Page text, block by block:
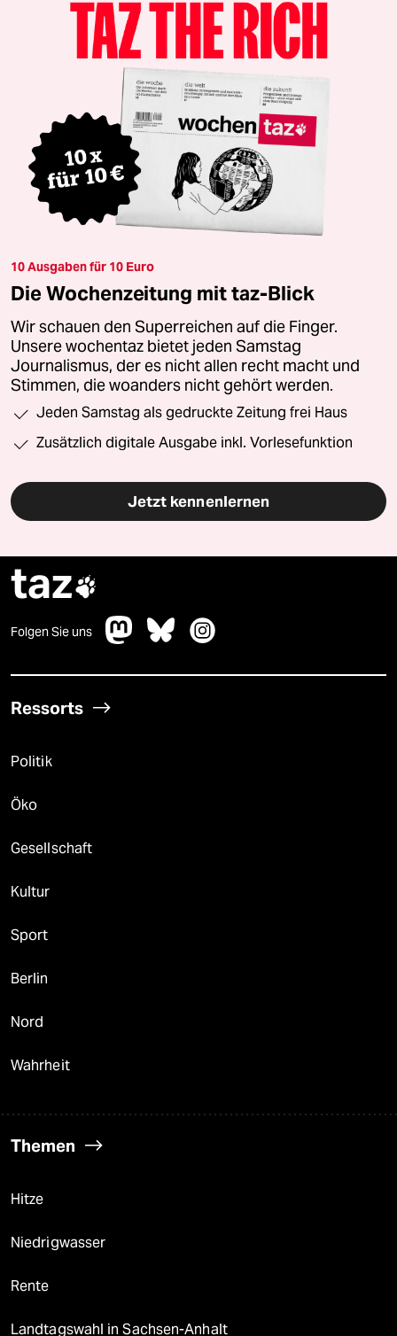
10 Ausgaben für 10 Euro
Die Wochenzeitung mit taz-Blick
Wir schauen den Superreichen auf die Finger.
Unsere wochentaz bietet jeden Samstag
Journalismus, der es nicht allen recht macht und
Stimmen, die woanders nicht gehört werden.
Jeden Samstag als gedruckte Zeitung frei Haus
Zusätzlich digitale Ausgabe inkl. Vorlesefunktion
Jetzt kennenlernen
taz
Folgen Sie uns
Ressorts
Politik
Öko
Gesellschaft
Kultur
Sport
Berlin
Nord
Wahrheit
Themen
Hitze
Niedrigwasser
Rente
Landtagswahl in Sachsen-Anhalt